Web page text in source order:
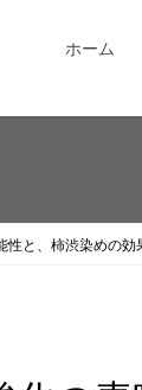
ホーム
性と、柿渋染めの効